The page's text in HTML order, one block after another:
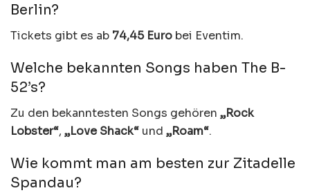
Berlin?
Tickets gibt es ab 74,45 Euro bei Eventim.
Welche bekannten Songs haben The B-
52’s?
Zu den bekanntesten Songs gehören „Rock
Lobster“, „Love Shack“ und „Roam“.
Wie kommt man am besten zur Zitadelle
Spandau?